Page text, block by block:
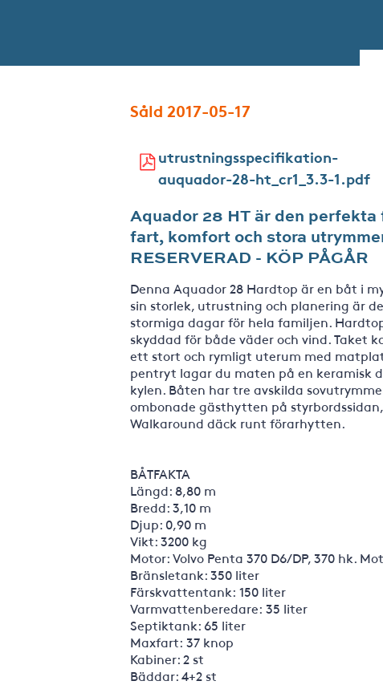
Såld 2017-05-17
utrustningsspecifikation-
auquador-28-ht_cr1_3.3-1.pdf
Aquador 28 HT är den
fart, komfort och stora
RESERVERAD - KÖP PÅGÅR
Denna Aquador 28 Hardtop är en båt i
sin storlek, utrustning och planering är
stormiga dagar för hela familjen.
skyddad för både väder och vind. Taket
ett stort och rymligt uterum med
pentryt lagar du maten på en keramisk
kylen. Båten har tre avskilda
ombonade gästhytten på
Walkaround däck runt förarhytten.
BÅTFAKTA
Längd: 8,80 m
Bredd: 3,10 m
Djup: 0,90 m
Vikt: 3200 kg
Motor: Volvo Penta 370 D6/DP, 370 hk.
Bränsletank: 350 liter
Färskvattentank: 150 liter
Varmvattenberedare: 35 liter
Septiktank: 65 liter
Maxfart: 37 knop
Kabiner: 2 st
Bäddar: 4+2 st